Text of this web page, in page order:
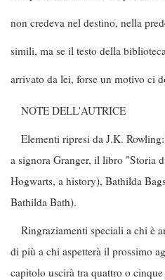
non credeva nel destino, nella
simili, ma se il testo della
arrivato da lei, forse un motivo ci
NOTE DELL'AUTRICE
Elementi ripresi da J.K.
a signora Granger, il libro "Storia
Hogwarts, a history), Bathilda
Bathilda Bath).
Ringraziamenti speciali a chi è
di più a chi aspetterà il prossimo
capitolo uscirà tra quattro o